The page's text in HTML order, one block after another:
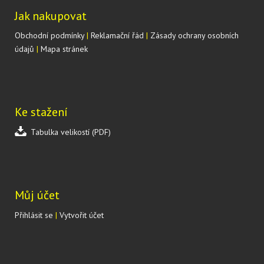
Jak nakupovat
Obchodní podmínky| Reklamační řád | Zásady ochrany osobních
údajů | Mapa stránek
Ke stažení
Tabulka velikostí (PDF)
Můj účet
Přihlásit se | Vytvořit účet